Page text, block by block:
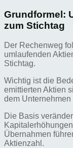
Grundformel:
zum Stichtag
Der Rechenweg
umlaufenden
Stichtag.
Wichtig ist die
emittierten Aktien
dem
Die Basis
Übernahmen
Aktienzahl.